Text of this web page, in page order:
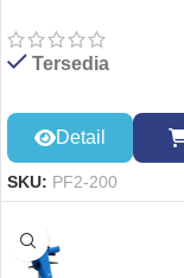
Tersedia
Detail
SKU: PF2-200